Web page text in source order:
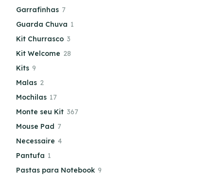
Garrafinhas 7
Guarda Chuva 1
Kit Churrasco 3
Kit Welcome 28
Kits 9
Malas 2
Mochilas 17
Monte seu Kit 367
Mouse Pad 7
Necessaire 4
Pantufa 1
Pastas para Notebook 9